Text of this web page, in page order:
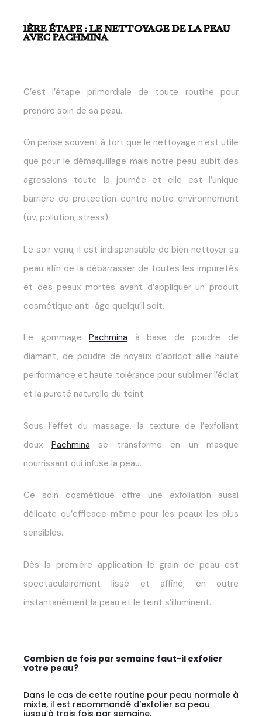
1ÈRE ÉTAPE : LE NETTOYAGE DE LA PEAU
AVEC PACHMINA
C’est l’étape primordiale de toute routine pour
prendre soin de sa peau.
On pense souvent à tort que le nettoyage n’est utile
que pour le démaquillage mais notre peau subit des
agressions toute la journée et elle est l’unique
barrière de protection contre notre environnement
(uv, pollution, stress).
Le soir venu, il est indispensable de bien nettoyer sa
peau afin de la débarrasser de toutes les impuretés
et des peaux mortes avant d’appliquer un produit
cosmétique anti-âge quelqu’il soit.
Le gommagePachmina à base de poudre de
diamant, de poudre de noyaux d’abricot allie haute
performance et haute tolérance pour sublimer l’éclat
et la pureté naturelle du teint.
Sous l’effet du massage, la texture de l’exfoliant
doux Pachmina se transforme en un masque
nourrissant qui infuse la peau.
Ce soin cosmétique offre une exfoliation aussi
délicate qu’efficace même pour les peaux les plus
sensibles.
Dès la première application le grain de peau est
spectaculairement lissé et affiné, en outre
instantanément la peau et le teint s’illuminent.
Combien de fois par semaine faut-il exfolier
votre peau?
Dans le cas de cette routine pour peau normale à
mixte, il est recommandé d’exfolier sa peau